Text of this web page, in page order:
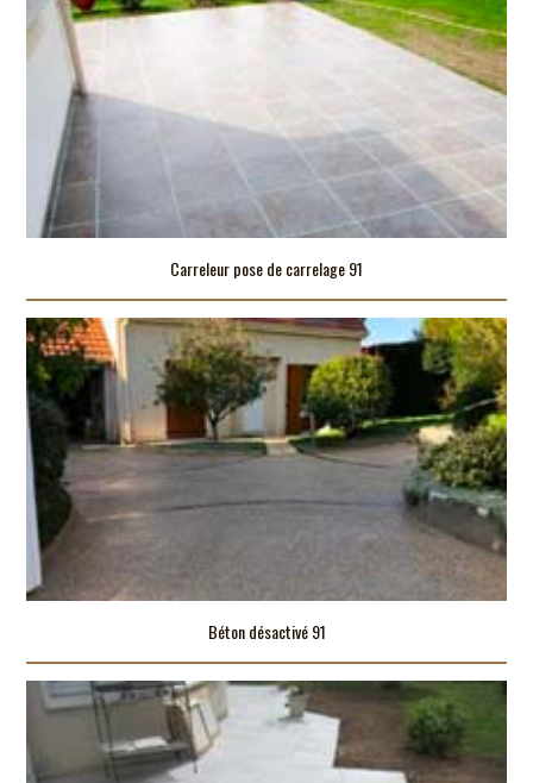
Carreleur pose de carrelage 91
Béton désactivé 91